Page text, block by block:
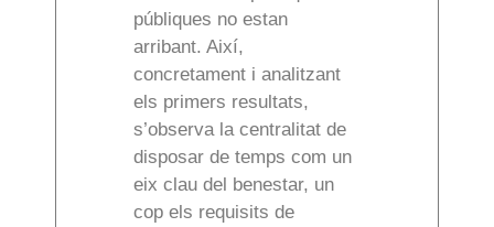
públiques no estan
arribant. Així,
concretament i analitzant
els primers resultats,
s’observa la centralitat de
disposar de temps com un
eix clau del benestar, un
cop els requisits de